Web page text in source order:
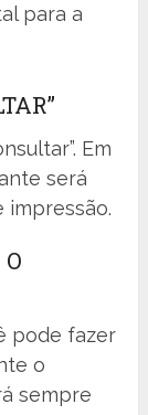
para a
Em
será
impressão.
pode fazer
o
sempre